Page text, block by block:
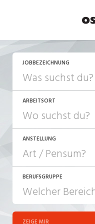
JOBBEZEICHNUNG
ARBEITSORT
ANSTELLUNG
JOB-TYP
Festanstellung
BERUFSGRUPPE
ZEIGE MIR